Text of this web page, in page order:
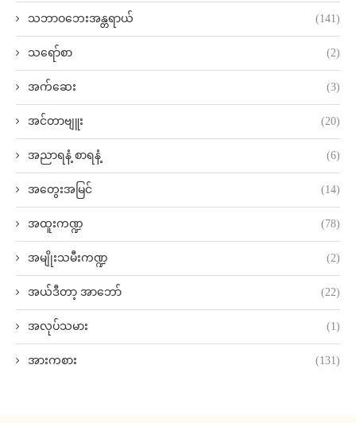
သဘာဝဘေးအန္တရာယ် (141)
သရော်စာ (2)
အက်ဆေး (3)
အင်တာဗျူး (20)
အညာရနံ့ စာရနံ့ (6)
အတွေးအမြင် (14)
အထူးကဏ္ဍ (78)
အမျိုးသမီးကဏ္ဍ (2)
အယ်ဒီတာ့ အာဘော် (22)
အလုပ်သမား (1)
အားကစား (131)